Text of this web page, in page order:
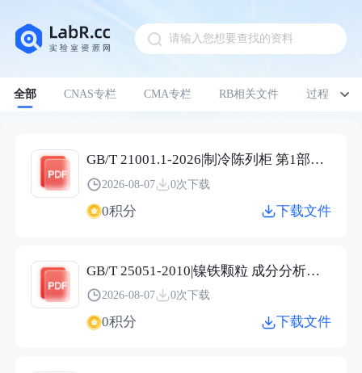
请输入您想要查找的资料
全部 CNAS专栏 CMA专栏 RB相关文件 过程管理
Pull down to refresh
GB/T 21001.1-2026|制冷陈列柜 第1部分：术语
2026-08-07 0次下载
0积分 下载文件
GB/T 25051-2010|镍铁颗粒 成分分析用样品的采取
2026-08-07 0次下载
0积分 下载文件